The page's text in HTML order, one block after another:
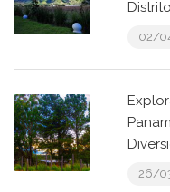
Distrito
02/
26/